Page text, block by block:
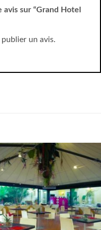
sur “Grand Hotel
un avis.